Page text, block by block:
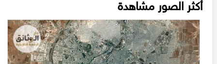
أكثر الصور مشاهدة